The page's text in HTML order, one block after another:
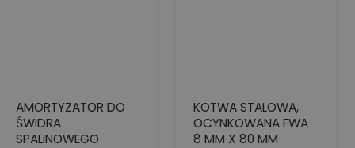
AMORTYZATOR DO
ŚWIDRA
SPALINOWEGO
KOTWA STALOWA,
OCYNKOWANA FWA
8 MM X 80 MM